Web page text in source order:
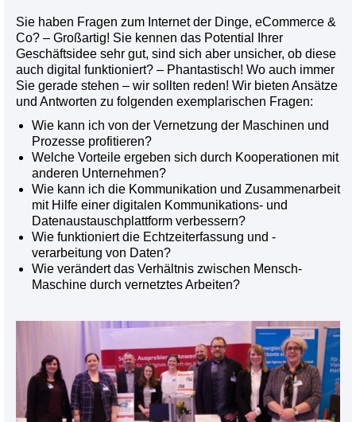
Sie haben Fragen zum Internet der Dinge, eCommerce &
Co? – Großartig! Sie kennen das Potential Ihrer
Geschäftsidee sehr gut, sind sich aber unsicher, ob diese
auch digital funktioniert? – Phantastisch! Wo auch immer
Sie gerade stehen – wir sollten reden! Wir bieten Ansätze
und Antworten zu folgenden exemplarischen Fragen:
Wie kann ich von der Vernetzung der Maschinen und
Prozesse profitieren?
Welche Vorteile ergeben sich durch Kooperationen mit
anderen Unternehmen?
Wie kann ich die Kommunikation und Zusammenarbeit
mit Hilfe einer digitalen Kommunikations- und
Datenaustauschplattform verbessern?
Wie funktioniert die Echtzeiterfassung und -
verarbeitung von Daten?
Wie verändert das Verhältnis zwischen Mensch-
Maschine durch vernetztes Arbeiten?